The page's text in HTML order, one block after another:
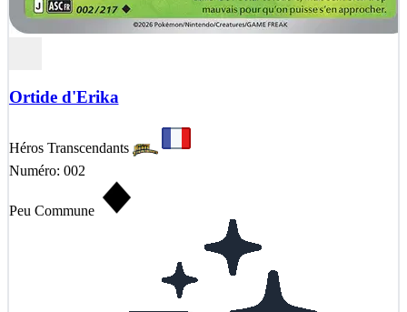
Ortide d'Erika
Héros Transcendants
Numéro: 002
Peu Commune